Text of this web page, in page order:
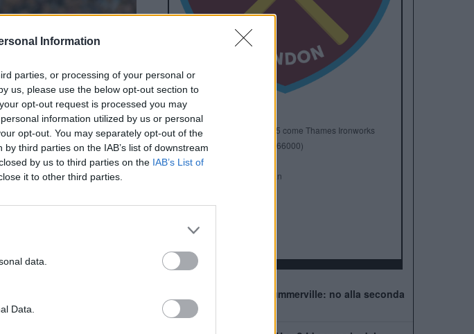
Information
parties, or processing of your personal or
us, please use the below opt-out section to
opt-out request is processed you may
information utilized by us or personal
opt-out. You may separately opt-out of the
third parties on the IAB’s list of downstream
by us to third parties on the IAB’s List of
it to other third parties.
data.
Data.
Anno di Fondazione: 1895 come Thames Ironworks
Stadio:London Stadium (66000)
Città:Londra
David Sullivan
FA Cup:
West Ham, muro per Summerville: no alla seconda
offerta della Roma